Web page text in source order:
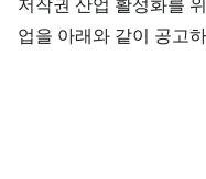
저작권 산업 활성화를
업을 아래와 같이 공고